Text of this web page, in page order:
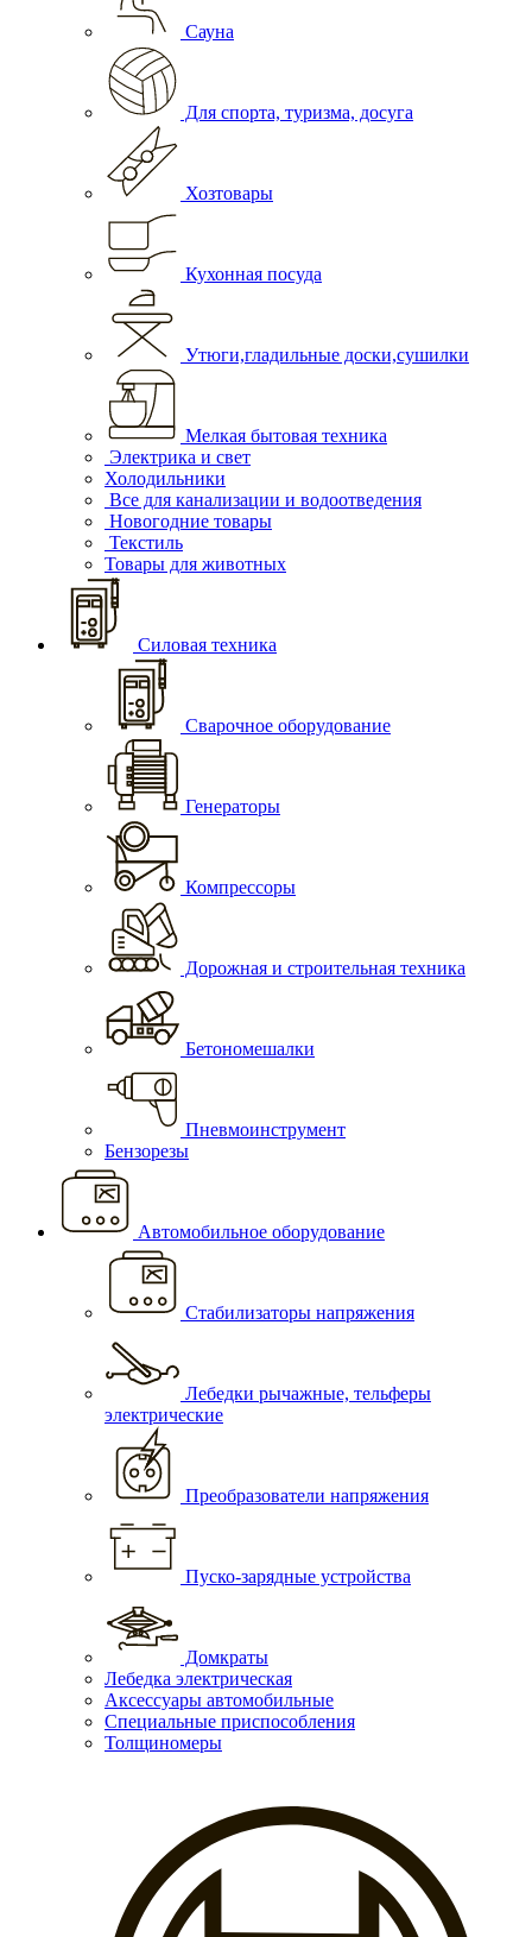
Сауна
Для спорта, туризма, досуга
Хозтовары
Кухонная посуда
Утюги,гладильные доски,сушилки
Мелкая бытовая техника
Электрика и свет
Холодильники
Все для канализации и водоотведения
Новогодние товары
Текстиль
Товары для животных
Силовая техника
Сварочное оборудование
Генераторы
Компрессоры
Дорожная и строительная техника
Бетономешалки
Пневмоинструмент
Бензорезы
Автомобильное оборудование
Стабилизаторы напряжения
Лебедки рычажные, тельферы
электрические
Преобразователи напряжения
Пуско-зарядные устройства
Домкраты
Лебедка электрическая
Аксессуары автомобильные
Специальные приспособления
Толщиномеры